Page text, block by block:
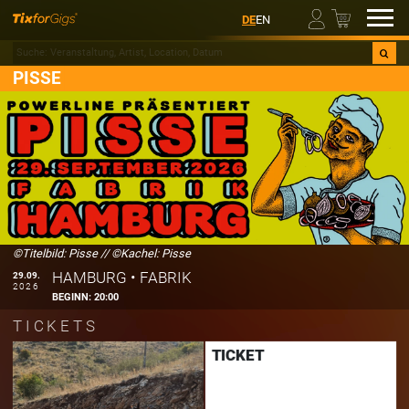
DEEN 00
PISSE
©Titelbild: Pisse // ©Kachel: Pisse
29.09.
2026
HAMBURG • FABRIK
BEGINN:20:00
TICKETS
TICKET